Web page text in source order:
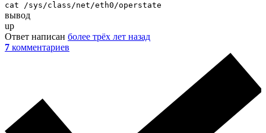
cat /sys/class/net/eth0/operstate
вывод
up
Ответ написан более трёх лет назад
7 комментариев